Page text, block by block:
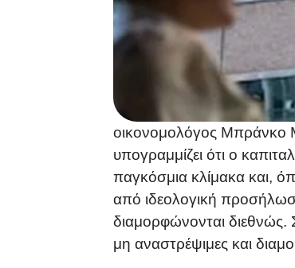
οικονομολόγος Μπράνκο
υπογραμμίζει ότι ο
παγκόσμια κλίμακα και,
από ιδεολογική
διαμορφώνονται διεθνώς.
μη αναστρέψιμες και